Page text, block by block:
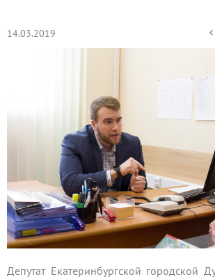
14.03.2019
Депутат Екатеринбургской городской